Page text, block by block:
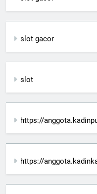
slot gacor
slot
https://
https://